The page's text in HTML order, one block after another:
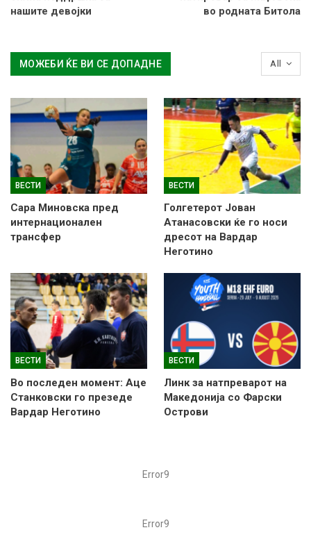
нашите девојки
во родната Битола
All
МОЖЕБИ ЌЕ ВИ СЕ ДОПАДНЕ
ВЕСТИ
Сара Миновска пред
интернационален
трансфер
ВЕСТИ
Голгетерот Јован
Атанасовски ќе го носи
дресот на Вардар
Неготино
ВЕСТИ
Во последен момент: Аце
Станковски го презеде
Вардар Неготино
ВЕСТИ
Линк за натпреварот на
Македонија со Фарски
Острови
Error9
Error9